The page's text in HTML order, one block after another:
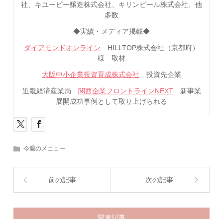
社、キユーピー醸造株式会社、キリンビール株式会社、他
多数
◆実績・メディア掲載◆
ダイアモンドオンライン HILLTOP株式会社（京都府）
様 取材
大阪中小企業投資育成株式会社 投資先企業
近畿経済産業局 関西企業フロントラインNEXT新事業
展開成功事例として取り上げられる
今週のメニュー
前の記事 次の記事